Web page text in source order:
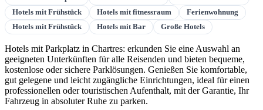
Hotels mit Frühstück
Hotels mit fitnessraum
Ferienwohnung
Hotels mit Frühstück
Hotels mit Bar Große Hotels
Hotels mit Parkplatz in Chartres: erkunden Sie eine Auswahl an
geeigneten Unterkünften für alle Reisenden und bieten bequeme,
kostenlose oder sichere Parklösungen. Genießen Sie komfortable,
gut gelegene und leicht zugängliche Einrichtungen, ideal für einen
professionellen oder touristischen Aufenthalt, mit der Garantie, Ihr
Fahrzeug in absoluter Ruhe zu parken.